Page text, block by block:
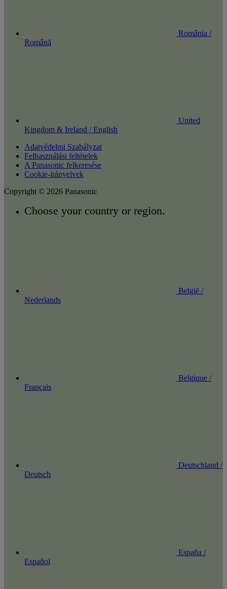
România /
Română
United
Kingdom & Ireland / English
Adatvédelmi Szabályzat
Felhasználási feltételek
A Panasonic felkeresése
Cookie-irányelvek
Copyright © 2026 Panasonic
Choose your country or region.
België /
Nederlands
Belgique /
Français
Deutschland /
Deutsch
España /
Español